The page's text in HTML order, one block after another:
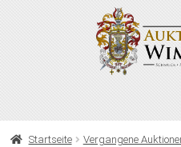
HOME
Startseite Vergangene